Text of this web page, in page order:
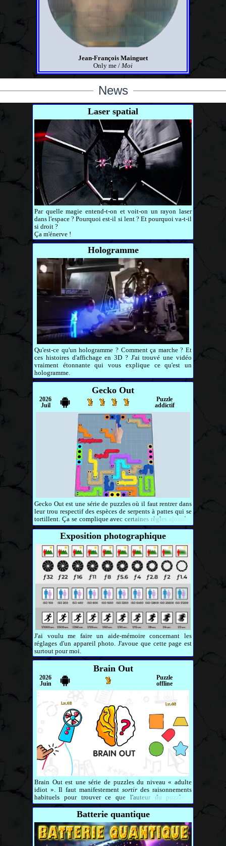
Jean-François Mainguet
Only me / Moi
News
Laser spatial
Par quelle magie entend-t-on et voit-on un rayon laser
dans l'espace ? Pourquoi est-il si lent ? Et pourquoi va-t-il
si droit ?
Ça m'énerve !
Hologramme
Qu'est-ce qu'un hologramme ? Comment ça marche ? Et
ces histoires d'affichage en 3D ? J'ai trouvé une vidéo
vraiment étonnante qui vous explique ce qu'est un
hologramme.
Gecko Out
2026
Juil
Puzzle
addictif
Gecko Out est une série de puzzles où il faut rentrer dans
leur trou respectif des espèces de serpents à pattes qui se
tortillent. Ça se complique avec certaines règles ajoutées
progressivement.
Exposition photographique
J'ai voulu me faire un aide-mémoire concernant les
réglages d'un appareil photo. J'avoue que cette page est
surtout pour moi.
Brain Out
2026
Juin
Puzzle
offline
Brain Out est une série de puzzles du niveau « adulte
idiot ». Il faut manifestement sortir des raisonnements
habituels pour trouver ce que l'auteur du puzzle a
imaginé, mais bon, c'est forcément limité à ce que l'on
peut faire avec un écran tactile.
Batterie quantique